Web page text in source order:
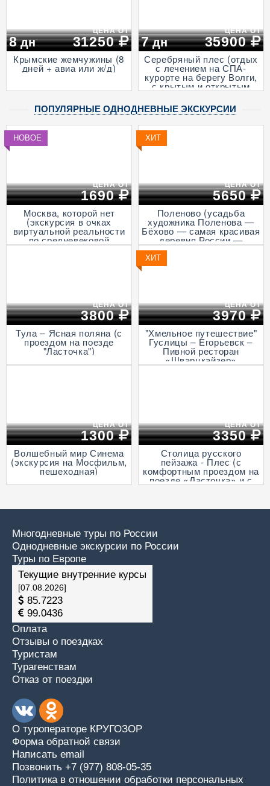
апрель - октябрь)
8дн
ЦЕНА ОТ
31250
Крымские жемчужины (8
дней + авиа или ж/д)
7дн
ЦЕНА ОТ
35900
Серебряный плес (отдых
с лечением на СПА-
курорте на берегу Волги,
с крытым и открытым
бассейнами и
анимационными
программами, 7 дней + ж/
д)
ПОПУЛЯРНЫЕ ОДНОДНЕВНЫЕ ЭКСКУРСИИ
НОВОЕ
ЦЕНА ОТ
1690
Москва, которой нет
(экскурсия в очках
виртуальной реальности
по средневековой
столице, пешеходная)
ХИТ
ЦЕНА ОТ
5650
Поленово (усадьба
художника Поленова —
Бёхово — самая красивая
деревня России —
Итальянская ротонда в
Подмоклово, с прогулкой
на теплоходе по Оке)
ЦЕНА ОТ
3800
Тула – Ясная поляна (с
проездом на поезде
"Ласточка")
ХИТ
ЦЕНА ОТ
3970
"Хмельное путешествие"
Гуслицы – Егорьевск –
Пивной ресторан
«Шварцкайзер»
ЦЕНА ОТ
1300
Волшебный мир Синема
(экскурсия на Мосфильм,
пешеходная)
ЦЕНА ОТ
3350
Столица русского
пейзажа - Плес (с
комфортным проездом на
поезде «Ласточка» и с
прогулкой на теплоходе
Многодневные туры по России
Однодневные экскурсии по России
Туры по Европе
Текущие внутренние курсы
[07.08.2026]
85.7223
99.0436
Оплата
Отзывы о поездках
Туристам
Турагенствам
Отказ от поездки
О туроператоре КРУГОЗОР
Форма обратной связи
Написать email
Позвонить +7 (977) 808-05-35
Политика в отношении обработки персональных